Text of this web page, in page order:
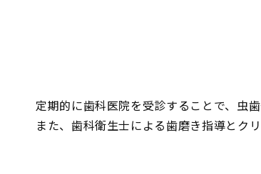
定期的に歯科医院を受診することで、虫
また、歯科衛生士による歯磨き指導とク